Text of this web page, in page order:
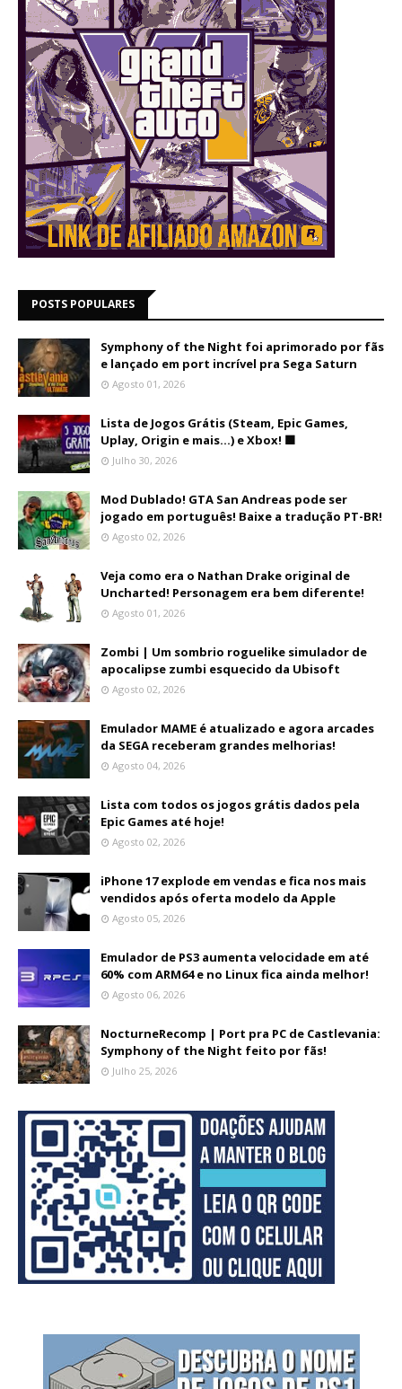
POSTS POPULARES
Symphony of the Night foi aprimorado por fãs
e lançado em port incrível pra Sega Saturn
Agosto 01, 2026
Lista de Jogos Grátis (Steam, Epic Games,
Uplay, Origin e mais...) e Xbox! 🟩
Julho 30, 2026
Mod Dublado! GTA San Andreas pode ser
jogado em português! Baixe a tradução PT-BR!
Agosto 02, 2026
Veja como era o Nathan Drake original de
Uncharted! Personagem era bem diferente!
Agosto 01, 2026
Zombi | Um sombrio roguelike simulador de
apocalipse zumbi esquecido da Ubisoft
Agosto 02, 2026
Emulador MAME é atualizado e agora arcades
da SEGA receberam grandes melhorias!
Agosto 04, 2026
Lista com todos os jogos grátis dados pela
Epic Games até hoje!
Agosto 02, 2026
iPhone 17 explode em vendas e fica nos mais
vendidos após oferta modelo da Apple
Agosto 05, 2026
Emulador de PS3 aumenta velocidade em até
60% com ARM64 e no Linux fica ainda melhor!
Agosto 06, 2026
NocturneRecomp | Port pra PC de Castlevania:
Symphony of the Night feito por fãs!
Julho 25, 2026